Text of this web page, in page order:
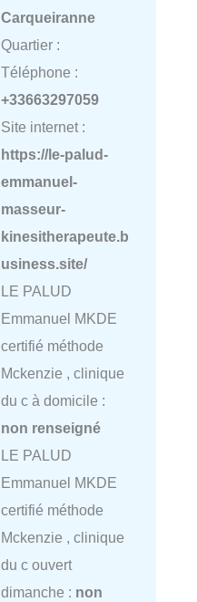
Carqueiranne
Quartier :
Téléphone :
+33663297059
Site internet :
https://le-palud-
emmanuel-
masseur-
kinesitherapeute.b
usiness.site/
LE PALUD
Emmanuel MKDE
certifié méthode
Mckenzie , clinique
du c à domicile :
non renseigné
LE PALUD
Emmanuel MKDE
certifié méthode
Mckenzie , clinique
du c ouvert
dimanche : non